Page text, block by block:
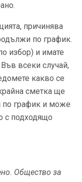
причинява
по график.
избор) и имате
всеки случай,
какво се
сметка ще
по график и може
с подходящо
Общество за